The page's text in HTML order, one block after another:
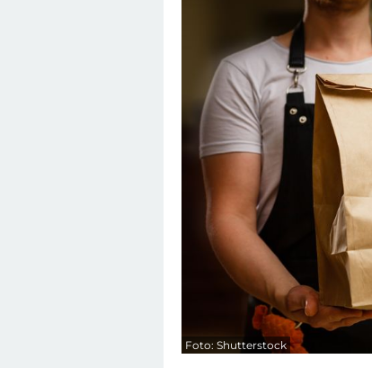
Foto: Shutterstock